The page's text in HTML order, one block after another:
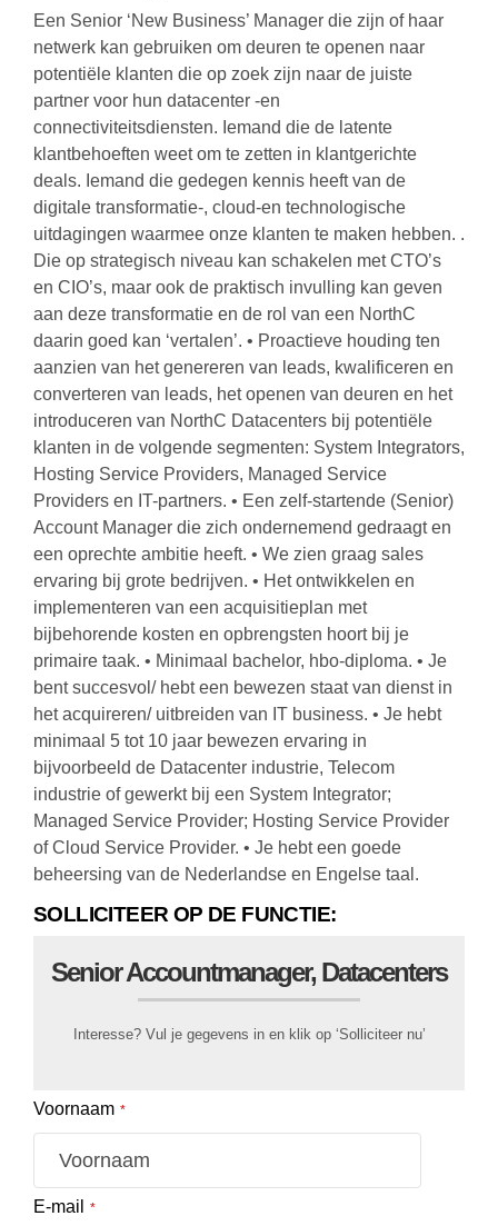
Een Senior ‘New Business’ Manager die zijn of haar
netwerk kan gebruiken om deuren te openen naar
potentiële klanten die op zoek zijn naar de juiste
partner voor hun datacenter -en
connectiviteitsdiensten. Iemand die de latente
klantbehoeften weet om te zetten in klantgerichte
deals. Iemand die gedegen kennis heeft van de
digitale transformatie-, cloud-en technologische
uitdagingen waarmee onze klanten te maken hebben. .
Die op strategisch niveau kan schakelen met CTO’s
en CIO’s, maar ook de praktisch invulling kan geven
aan deze transformatie en de rol van een NorthC
daarin goed kan ‘vertalen’. • Proactieve houding ten
aanzien van het genereren van leads, kwalificeren en
converteren van leads, het openen van deuren en het
introduceren van NorthC Datacenters bij potentiële
klanten in de volgende segmenten: System Integrators,
Hosting Service Providers, Managed Service
Providers en IT-partners. • Een zelf-startende (Senior)
Account Manager die zich ondernemend gedraagt en
een oprechte ambitie heeft. • We zien graag sales
ervaring bij grote bedrijven. • Het ontwikkelen en
implementeren van een acquisitieplan met
bijbehorende kosten en opbrengsten hoort bij je
primaire taak. • Minimaal bachelor, hbo-diploma. • Je
bent succesvol/ hebt een bewezen staat van dienst in
het acquireren/ uitbreiden van IT business. • Je hebt
minimaal 5 tot 10 jaar bewezen ervaring in
bijvoorbeeld de Datacenter industrie, Telecom
industrie of gewerkt bij een System Integrator;
Managed Service Provider; Hosting Service Provider
of Cloud Service Provider. • Je hebt een goede
beheersing van de Nederlandse en Engelse taal.
SOLLICITEER OP DE FUNCTIE:
Senior Accountmanager, Datacenters
Interesse? Vul je gegevens in en klik op ‘Solliciteer nu’
Voornaam *
E-mail *